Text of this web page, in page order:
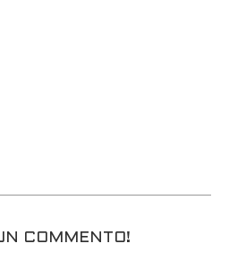
COMMENTO!